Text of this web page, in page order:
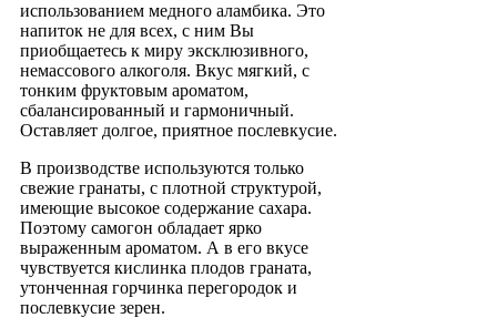
использованием медного аламбика. Это
напиток не для всех, с ним Вы
приобщаетесь к миру эксклюзивного,
немассового алкоголя. Вкус мягкий, с
тонким фруктовым ароматом,
сбалансированный и гармоничный.
Оставляет долгое, приятное послевкусие.
В производстве используются только
свежие гранаты, с плотной структурой,
имеющие высокое содержание сахара.
Поэтому самогон обладает ярко
выраженным ароматом. А в его вкусе
чувствуется кислинка плодов граната,
утонченная горчинка перегородок и
послевкусие зерен.